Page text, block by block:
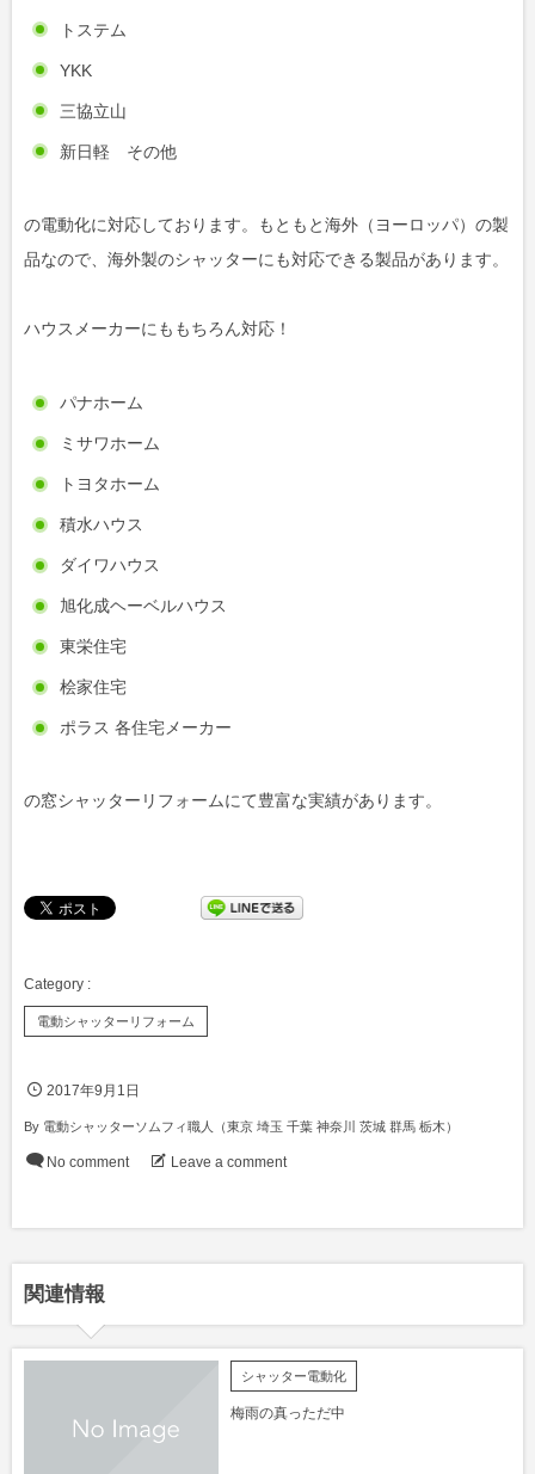
トステム
YKK
三協立山
新日軽 その他
の電動化に対応しております。もともと海外（ヨーロッパ）の製
品なので、海外製のシャッターにも対応できる製品があります。
ハウスメーカーにももちろん対応！
パナホーム
ミサワホーム
トヨタホーム
積水ハウス
ダイワハウス
旭化成ヘーベルハウス
東栄住宅
桧家住宅
ポラス 各住宅メーカー
の窓シャッターリフォームにて豊富な実績があります。
電動シャッターリフォーム
2017年9月1日
By 電動シャッターソムフィ職人（東京 埼玉 千葉 神奈川 茨城 群馬 栃木）
No comment Leave a comment
関連情報
シャッター電動化
梅雨の真っただ中